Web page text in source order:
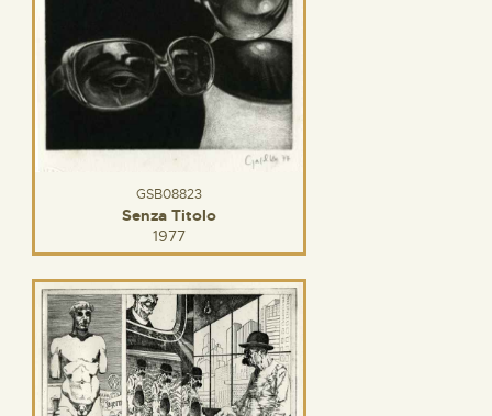
GSB08823
Senza Titolo
1977